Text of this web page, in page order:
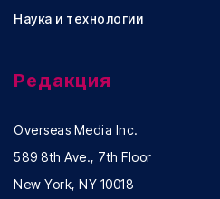
Наука и технологии
Редакция
Overseas Media Inc.
589 8th Ave., 7th Floor
New York, NY 10018